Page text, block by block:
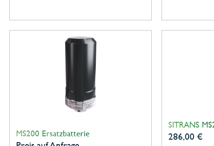
MS200 Ersatzbatterie
SITRANS
286,00€